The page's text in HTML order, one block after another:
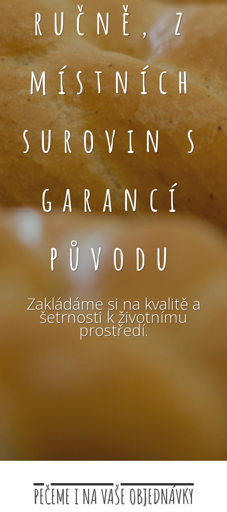
ručně, z
místních
surovin s
garancí
původu
Zakládáme si na kvalitě a
šetrnosti k životnímu
prostředí.
PEČEME I NA VAŠE OBJEDNÁVKY